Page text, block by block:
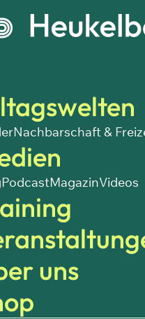
Nachbarschaft &
PodcastMagazinVideos
uns